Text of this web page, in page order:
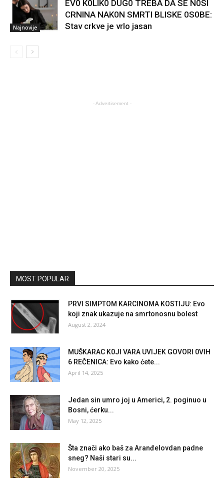
Najnovije
EV0 K0LIK0 DUG0 TREBA DA SE N0SI
CRNINA NAK0N SMRTI BLISKE 0S0BE:
Stav crkve je vrlo jasan
- Advertisement -
MOST POPULAR
PRVI SIMPTOM KARCINOMA KOSTIJU: Evo
koji znak ukazuje na smrtonosnu bolest
August 2, 2024
MUŠKARAC K0JI VARA UVIJEK GOVORI 0VIH
6 REČENICA: Evo kako ćete...
April 14, 2025
Jedan sin umro joj u Americi, 2. poginuo u
Bosni, ćerku...
May 12, 2025
Šta znači ako baš za Aranđelovdan padne
sneg? Naši stari su...
November 20, 2025